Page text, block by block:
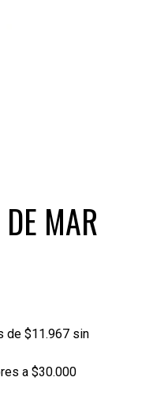
MAR
de $11.967 sin
a $30.000